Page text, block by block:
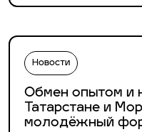
Новости
Обмен опытом и
Татарстане и
молодёжный